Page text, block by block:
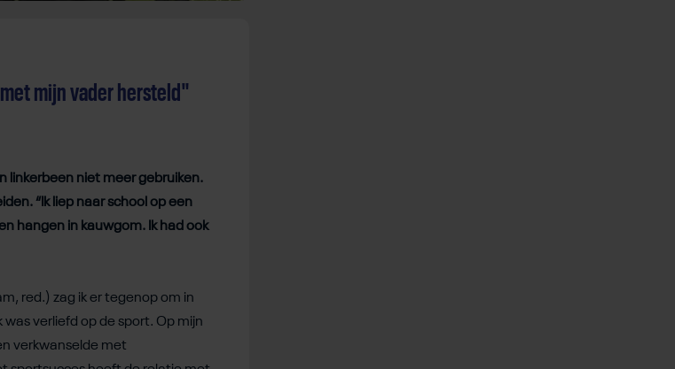
mijn vader hersteld"
linkerbeen niet meer gebruiken.
“Ik liep naar school op een
hangen in kauwgom. Ik had ook
red.) zag ik er tegenop om in
verliefd op de sport. Op mijn
verkwanselde met